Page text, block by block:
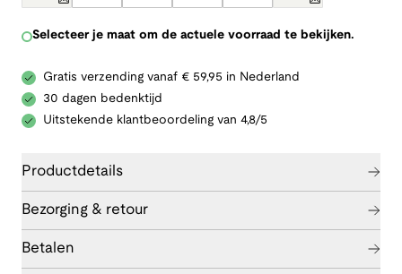
Selecteer je maat om de actuele voorraad te bekijken.
Gratis verzending vanaf € 59,95 in Nederland
30 dagen bedenktijd
Uitstekende klantbeoordeling van 4,8/5
Productdetails
Bezorging & retour
Betalen